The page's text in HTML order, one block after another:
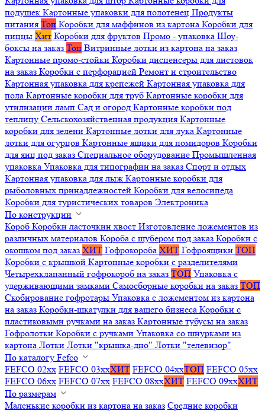
подушек Картонные упаковки для полотенец Продукты
питания Топ Коробки для маффинов из картона Коробки для
пиццы Хит Коробки для фруктов Промо - упаковка Шоу-
боксы на заказ Топ Витринные лотки из картона на заказ
Картонные промо-стойки Коробки диспенсеры для листовок
на заказ Коробки с перфорацией Ремонт и строительство
Картонная упаковка для крепежей Картонная упаковка для
пола Картонные коробки для труб Картонные коробки для
утилизации ламп Сад и огород Картонные коробки под
теплицу Сельскохозяйственная продукция Картонные
коробки для зелени Картонные лотки для лука Картонные
лотки для огурцов Картонные ящики для помидоров Коробки
для яиц под заказ Специальное оборудование Промышленная
упаковка Упаковка для типографии на заказ Спорт и отдых
Картонная упаковка для лыж Картонные коробки для
рыболовных принадлежностей Коробки для велосипеда
Коробки для туристических товаров Электроника
По конструкции
Короб Коробки ласточкин хвост Изготовление ложементов из
различных материалов Короба с шубером под заказ Коробки с
окошком под заказ ХИТ Гофрокороба ХИТ Гофроящики ТОП
Коробки с крышкой Картонные коробки с разделителями
Четырехклапанный гофрокороб на заказ ТОП Упаковка с
удерживающими замками Самосборные коробки на заказ ТОП
Скобирование гофротары Упаковка с ложементом из картона
на заказ Коробки-шкатулки для вашего бизнеса Коробки с
пластиковыми ручками на заказ Картонные тубусы на заказ
Гофролотки Коробки с ручками Упаковка со шнурками из
картона Лотки Лотки "крышка-дно" Лотки "телевизор"
По каталогу Fefco
FEFCO 02xx FEFCO 03xxХИТ FEFCO 04xxТОП FEFCO 05xx
FEFCO 06xx FEFCO 07xx FEFCO 08xxХИТ FEFCO 09xxХИТ
По размерам
Маленькие коробки из картона на заказ Средние коробки